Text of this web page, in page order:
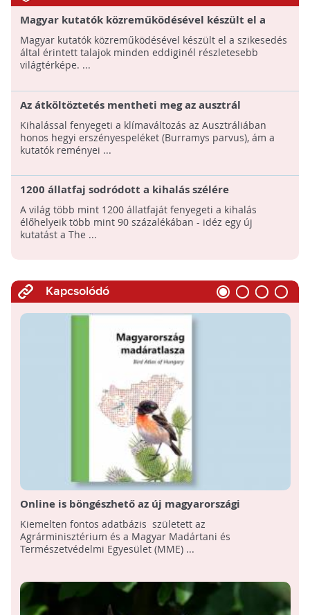
Magyar kutatók közreműködésével készült el a
szikes talajok világtérképe!
Magyar kutatók közreműködésével készült el a szikesedés
által érintett talajok minden eddiginél részletesebb
világtérképe. ...
Az átköltöztetés mentheti meg az ausztrál
erszényes peléket a kihalástól
Kihalással fenyegeti a klímaváltozás az Ausztráliában
honos hegyi erszényespeléket (Burramys parvus), ám a
kutatók reményei ...
1200 állatfaj sodródott a kihalás szélére
A világ több mint 1200 állatfaját fenyegeti a kihalás
élőhelyeik több mint 90 százalékában - idéz egy új
kutatást a The ...
Kapcsolódó
Online is böngészhető az új magyarországi
madáratlasz!
Kiemelten fontos adatbázis született az
Agrárminisztérium és a Magyar Madártani és
Természetvédelmi Egyesület (MME) ...